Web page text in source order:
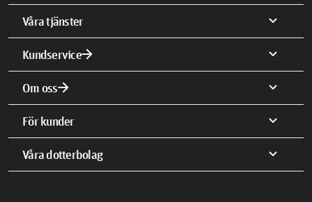
Våra tjänster expand_more
Kundservicearrow_forward expand_more
Om ossarrow_forward expand_more
För kunder expand_more
Våra dotterbolag expand_more